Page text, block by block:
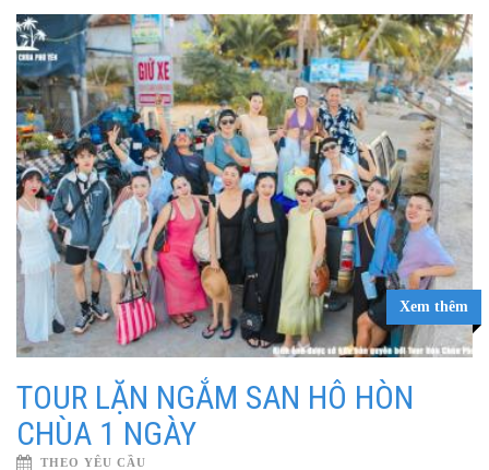
Xem thêm
TOUR LẶN NGẮM SAN HÔ HÒN
CHÙA 1 NGÀY
THEO YÊU CẦU